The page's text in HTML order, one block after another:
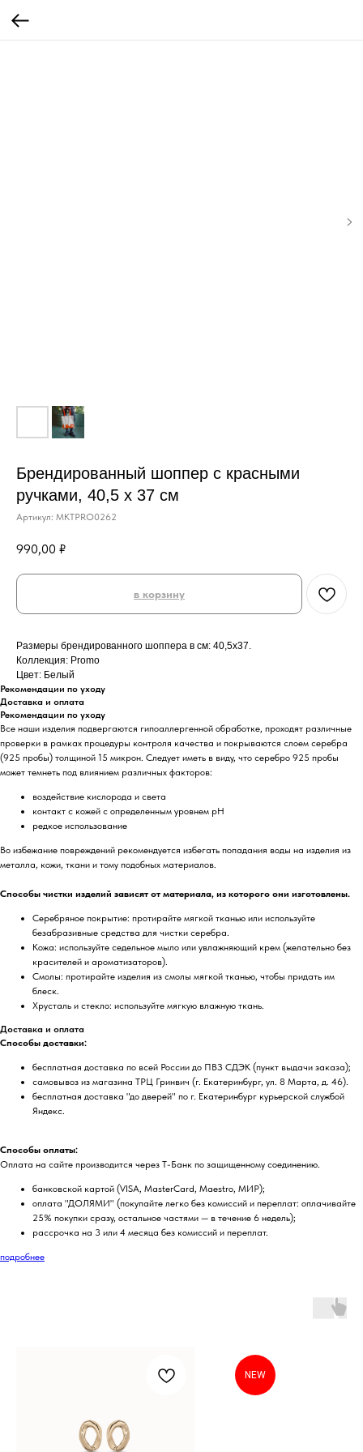
Брендированный шоппер с красными
ручками, 40,5 x 37 см
Артикул: MKTPRO0262
990,00 ₽
в корзину
Размеры брендированного шоппера в см: 40,5x37.
Коллекция: Promo
Цвет: Белый
Рекомендации по уходу
Доставка и оплата
Рекомендации по уходу
Все наши изделия подвергаются гипоаллергенной обработке, проходят различные
проверки в рамках процедуры контроля качества и покрываются слоем серебра
(925 пробы) толщиной 15 микрон. Следует иметь в виду, что серебро 925 пробы
может темнеть под влиянием различных факторов:
воздействие кислорода и света
контакт с кожей с определенным уровнем pH
редкое использование
Во избежание повреждений рекомендуется избегать попадания воды на изделия из
металла, кожи, ткани и тому подобных материалов.
Способы чистки изделий зависят от материала, из которого они изготовлены.
Серебряное покрытие: протирайте мягкой тканью или используйте
безабразивные средства для чистки серебра.
Кожа: используйте седельное мыло или увлажняющий крем (желательно без
красителей и ароматизаторов).
Смолы: протирайте изделия из смолы мягкой тканью, чтобы придать им
блеск.
Хрусталь и стекло: используйте мягкую влажную ткань.
Доставка и оплата
Способы доставки:
бесплатная доставка по всей России до ПВЗ СДЭК (пункт выдачи заказа);
самовывоз из магазина ТРЦ Гринвич (г. Екатеринбург, ул. 8 Марта, д. 46).
бесплатная доставка "до дверей" по г. Екатеринбург курьерской службой
Яндекс.
Способы оплаты:
Оплата на сайте производится через Т-Банк по защищенному соединению.
банковской картой (VISA, MasterCard, Maestro, МИР);
оплата "ДОЛЯМИ" (покупайте легко без комиссий и переплат: оплачивайте
25% покупки сразу, остальное частями — в течение 6 недель);
рассрочка на 3 или 4 месяца без комиссий и переплат.
подробнее
NEW